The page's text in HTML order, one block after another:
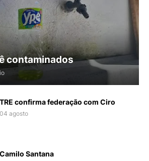
contaminados
TRE confirma federação com Ciro
04 agosto
Camilo Santana